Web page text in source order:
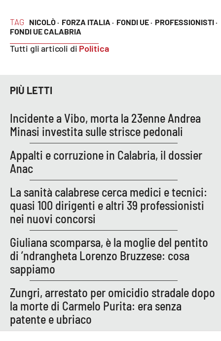
Eventi
Storie
LAC
NETWORK
Lacplay.it
Lactv.it
Laconair.it
Lacitymag.it
Lacapitalenews.it
Ilreggino.it
Cosenzachannel.it
Ilvibonese.it
TAG NICOLÒ · FORZA ITALIA · FONDI UE · PROFESSIONISTI ·
FONDI UE CALABRIA
Tutti gli articoli di Politica
PIÙ LETTI
Incidente a Vibo, morta la 23enne Andrea
Minasi investita sulle strisce pedonali
Appalti e corruzione in Calabria, il dossier
Anac
La sanità calabrese cerca medici e tecnici:
quasi 100 dirigenti e altri 39 professionisti
nei nuovi concorsi
Giuliana scomparsa, è la moglie del pentito
di ’ndrangheta Lorenzo Bruzzese: cosa
sappiamo
Zungri, arrestato per omicidio stradale dopo
la morte di Carmelo Purita: era senza
patente e ubriaco